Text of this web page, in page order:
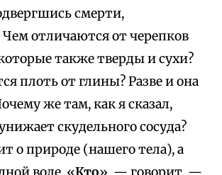
смерти,
Чем отличаются от черепков
также тверды и сухи?
плоть от глины? Разве и она
же там, как я сказал,
скудельного сосуда?
о природе (нашего тела), а